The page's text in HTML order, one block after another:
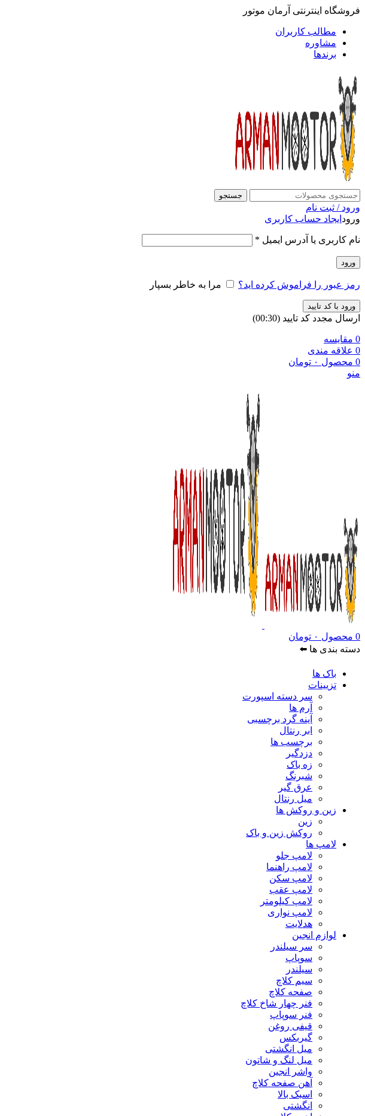
فروشگاه اینترنتی آرمان موتور
مطالب کاربران
مشاوره
برندها
جستجو
ورود / ثبت نام
ورود ایجاد حساب کاربری
نام کاربری یا آدرس ایمیل *
ورود
رمز عبور را فراموش کرده اید؟ مرا به خاطر بسپار
ورود با کد تایید
ارسال مجدد کد تایید (00:
30
)
0 مقایسه
0 علاقه مندی
0 محصول ۰ تومان
منو
0 محصول ۰ تومان
دسته بندی ها ⬅️
باک ها
تزیینات
سر دسته اسپورت
آرم ها
آینه گرد برچسبی
ابر رنتال
برچسب ها
دزدگیر
زه باک
شبرنگ
عرق گیر
میل رنتال
زین و روکش ها
زین
روکش زین و باک
لامپ ها
لامپ جلو
لامپ راهنما
لامپ سکن
لامپ عقب
لامپ کیلومتر
لامپ نواری
هدلایت
لوازم انجین
سر سیلندر
سوپاپ
سیلندر
سیم کلاچ
صفحه کلاچ
فنر چهار شاخ کلاچ
فنر سوپاپ
قیفی روغن
گیربکس
میل انگشتی
میل لنگ و شاتون
واشر انجین
آهن صفحه کلاچ
اسبک بالا
انگشتی